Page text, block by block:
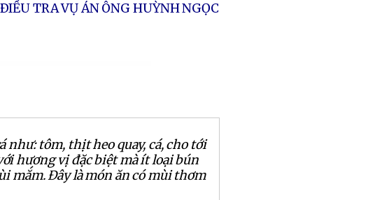
TRA VỤ ÁN ÔNG HUỲNH NGỌC
như: tôm, thịt heo quay, cá, cho tới
hương vị đặc biệt mà ít loại bún
mắm. Đây là món ăn có mùi thơm